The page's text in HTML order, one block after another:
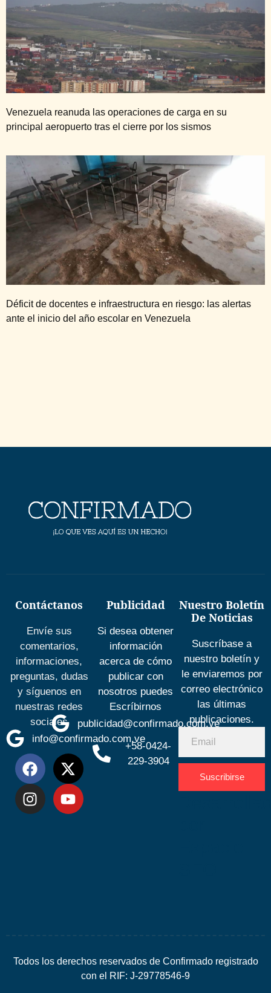
Venezuela reanuda las operaciones de carga en su
principal aeropuerto tras el cierre por los sismos
Déficit de docentes e infraestructura en riesgo: las alertas
ante el inicio del año escolar en Venezuela
Contáctanos
Envíe sus
comentarios,
informaciones,
preguntas, dudas
y síguenos en
nuestras redes
sociales
info@confirmado.com.ve
Publicidad
Si desea obtener
información
acerca de cómo
publicar con
nosotros puedes
Escríbirnos
publicidad@confirmado.com.ve
+58-0424-
229-3904
Nuestro Boletín
De Noticias
Suscríbase a
nuestro boletín y
le enviaremos por
correo electrónico
las últimas
publicaciones.
Suscribirse
Todos los derechos reservados de Confirmado registrado
con el RIF: J-29778546-9